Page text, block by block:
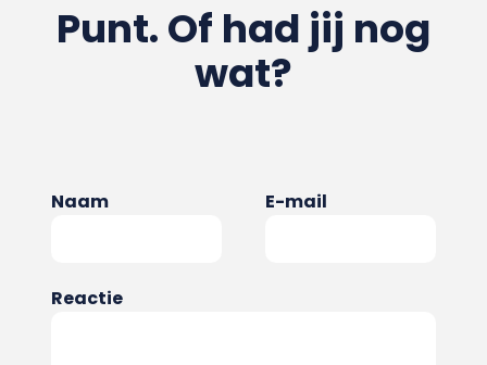
Punt. Of had jij nog
wat?
Naam E-mail
Reactie